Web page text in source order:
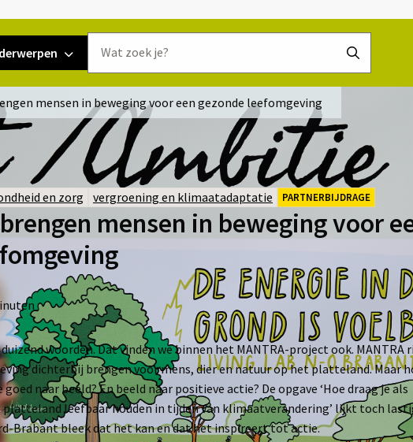
Doorzoek
de
website
mensen in beweging voor een gezonde leefomgeving
en zorg vergroening en klimaatadaptatie PARTNERBIJDRAGE
mensen in beweging voor
woorden. Dat vinden we binnen het MANTRA-project ook. MANTRA
dichterbij brengen voor mens, dier en natuur op het platteland. Maar
goed naar beeld? En beeld naar positieve actie? De opgave ‘Hoe draag je als
platteland leefbaar houden in tijden van klimaatverandering’ lijkt toch
Brabant bleek dat het kan en dat het inspireert tot actie.